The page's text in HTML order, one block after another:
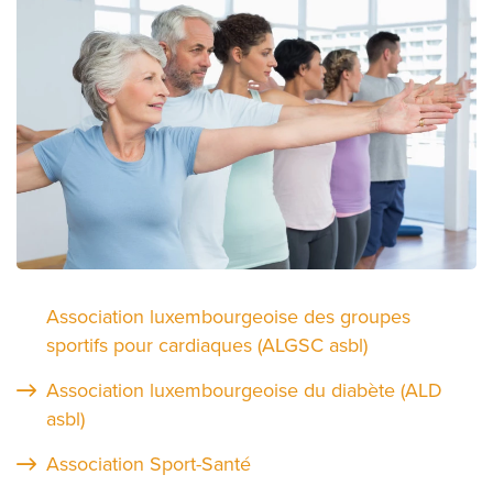
Association luxembourgeoise des groupes
sportifs pour cardiaques (ALGSC asbl)
Association luxembourgeoise du diabète (ALD
asbl)
Association Sport-Santé